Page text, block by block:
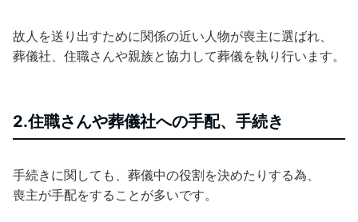
故人を送り出すために関係の近い人物が喪主に選ばれ、
葬儀社、住職さんや親族と協力して葬儀を執り行います。
2.住職さんや葬儀社への手配、手続き
手続きに関しても、葬儀中の役割を決めたりする為、
喪主が手配をすることが多いです。